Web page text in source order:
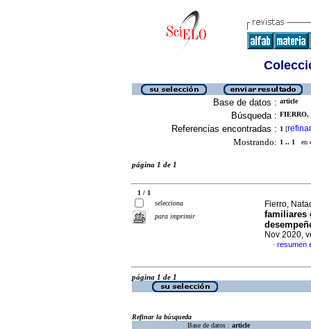
Base de datos : article
Búsqueda : FIERRO,
Referencias encontradas : 1 [refinar
Mostrando: 1 .. 1 en
página 1 de 1
1 / 1
selecciona
para imprimir
Fierro,
familiares
Nov 2020,
· resumen
página 1 de 1
Refinar la búsqueda
Base de datos : article